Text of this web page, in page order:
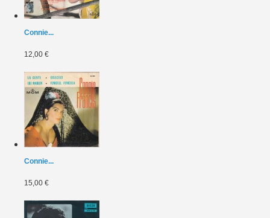
Connie...
12,00 €
Connie...
15,00 €